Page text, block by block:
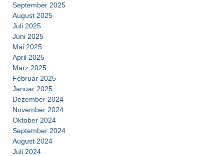
September 2025
August 2025
Juli 2025
Juni 2025
Mai 2025
April 2025
März 2025
Februar 2025
Januar 2025
Dezember 2024
November 2024
Oktober 2024
September 2024
August 2024
Juli 2024